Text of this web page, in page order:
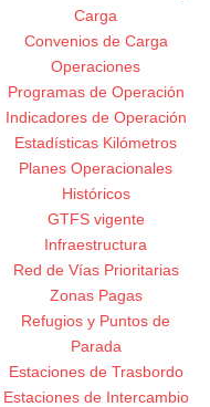
Carga
Convenios de Carga
Operaciones
Programas de Operación
Indicadores de Operación
Estadísticas Kilómetros
Planes Operacionales
Históricos
GTFS vigente
Infraestructura
Red de Vías Prioritarias
Zonas Pagas
Refugios y Puntos de
Parada
Estaciones de Trasbordo
Estaciones de Intercambio